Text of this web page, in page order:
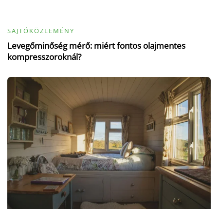
SAJTÓKÖZLEMÉNY
Levegőminőség mérő: miért fontos olajmentes
kompresszoroknál?